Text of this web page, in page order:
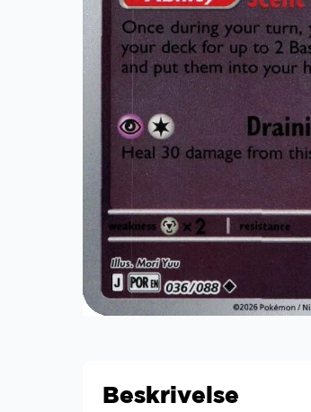
Beskrivelse